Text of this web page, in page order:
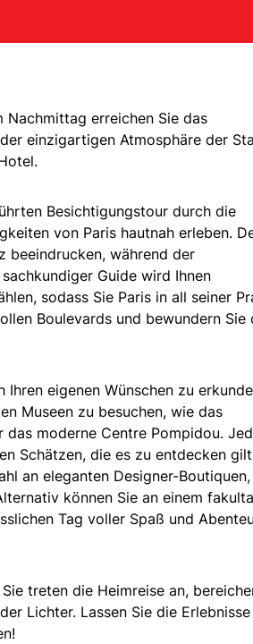
Nachmittag erreichen Sie das
einzigartigen Atmosphäre der
Besichtigungstour durch die
von Paris hautnah erleben.
beeindrucken, während der
Guide wird Ihnen
sodass Sie Paris in all seiner
Boulevards und bewundern Sie
eigenen Wünschen zu
Museen zu besuchen, wie das
moderne Centre Pompidou.
Schätzen, die es zu entdecken
an eleganten Designer-Boutiquen,
können Sie an einem
Tag voller Spaß und
treten die Heimreise an,
Lichter. Lassen Sie die Erlebnisse